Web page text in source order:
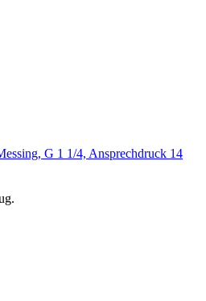
G 1 1/4, Ansprechdruck 14